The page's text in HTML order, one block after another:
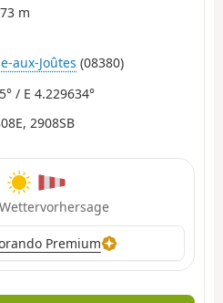
m
aux-Joûtes (08380)
/ E 4.229634°
2908SB
Premium